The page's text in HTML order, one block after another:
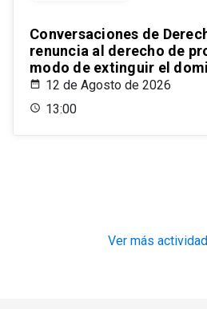
Conversaciones de
renuncia al derecho de
modo de extinguir el
un estatuto para el
chileno
12 de Agosto de 2026
13:00
Ver más